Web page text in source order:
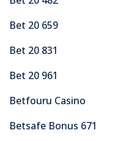
Bet 20 659
Bet 20 831
Bet 20 961
Betfouru Casino
Betsafe Bonus 671